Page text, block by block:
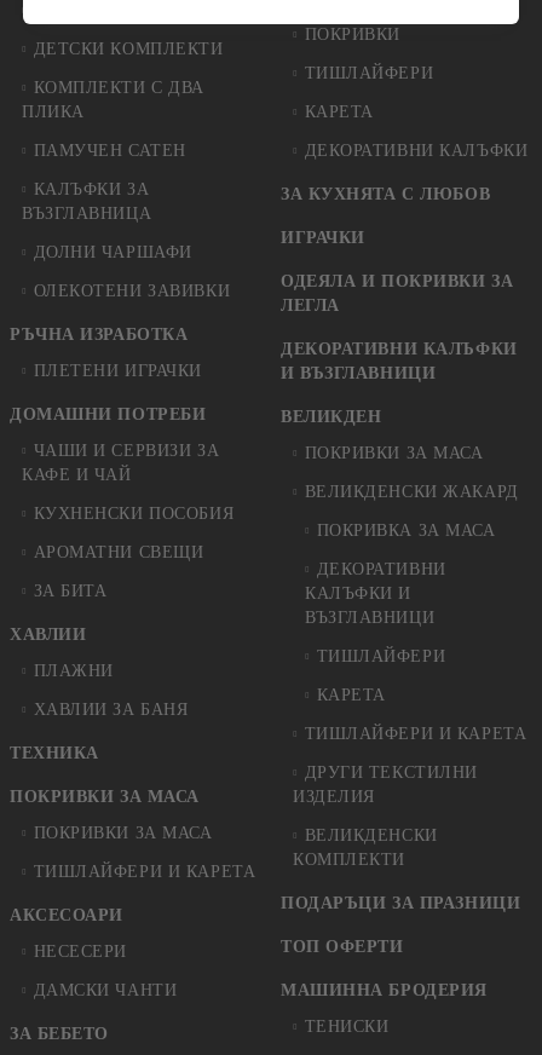
ДЕТСКИ КОМПЛЕКТИ
КОМПЛЕКТИ С ДВА
ПЛИКА
ПАМУЧЕН САТЕН
КАЛЪФКИ ЗА
ВЪЗГЛАВНИЦА
ДОЛНИ ЧАРШАФИ
ОЛЕКОТЕНИ ЗАВИВКИ
РЪЧНА ИЗРАБОТКА
ПЛЕТЕНИ ИГРАЧКИ
ДОМАШНИ ПОТРЕБИ
ЧАШИ И СЕРВИЗИ ЗА
КАФЕ И ЧАЙ
КУХНЕНСКИ ПОСОБИЯ
АРОМАТНИ СВЕЩИ
ЗА БИТА
ХАВЛИИ
ПЛАЖНИ
ХАВЛИИ ЗА БАНЯ
ТЕХНИКА
ПОКРИВКИ ЗА МАСА
ПОКРИВКИ ЗА МАСА
ТИШЛАЙФЕРИ И КАРЕТА
АКСЕСОАРИ
НЕСЕСЕРИ
ДАМСКИ ЧАНТИ
ЗА БЕБЕТО
ПОКРИВКИ
ТИШЛАЙФЕРИ
КАРЕТА
ДЕКОРАТИВНИ КАЛЪФКИ
ЗА КУХНЯТА С ЛЮБОВ
ИГРАЧКИ
ОДЕЯЛА И ПОКРИВКИ ЗА
ЛЕГЛА
ДЕКОРАТИВНИ КАЛЪФКИ
И ВЪЗГЛАВНИЦИ
ВЕЛИКДЕН
ПОКРИВКИ ЗА МАСА
ВЕЛИКДЕНСКИ ЖАКАРД
ПОКРИВКА ЗА МАСА
ДЕКОРАТИВНИ
КАЛЪФКИ И
ВЪЗГЛАВНИЦИ
ТИШЛАЙФЕРИ
КАРЕТА
ТИШЛАЙФЕРИ И КАРЕТА
ДРУГИ ТЕКСТИЛНИ
ИЗДЕЛИЯ
ВЕЛИКДЕНСКИ
КОМПЛЕКТИ
ПОДАРЪЦИ ЗА ПРАЗНИЦИ
ТОП ОФЕРТИ
МАШИННА БРОДЕРИЯ
ТЕНИСКИ